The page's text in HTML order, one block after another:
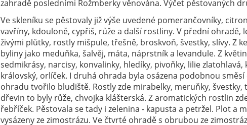
zahradě posledními Rožmberky věnována. Výčet pěstovaných
Ve skleníku se pěstovaly již výše uvedené pomerančovníky,
vavříny, kdouloně, cypřiš, růže a další rostliny. V přední ohradě,
živými plůtky, rostly mišpule, třešně, broskvoň, švestky, slívy. Z
byliny jako meduňka, šalvěj, máta, náprstník a levandule. Z
sedmikrásy, narcisy, konvalinky, hledíky, pivoňky, lilie
královský, orlíček. I druhá ohrada byla osázena podobnou
ohradu tvořilo bludiště. Rostly zde mirabelky, meruňky, švestky,
dřevin to byly růže, chvojka klášterská. Z aromatických rostlin
řebříček. Pěstovala se tady i zelenina - kapusta a petržel. Plot a
vysázeny ze zimostrázu. Ve čtvrté ohradě s obrubou ze